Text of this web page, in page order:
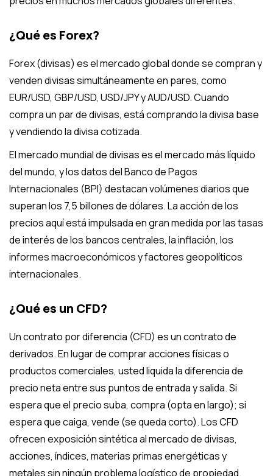
¿Qué es Forex?
Forex (divisas) es el mercado global donde se compran y
venden divisas simultáneamente en pares, como
EUR/USD, GBP/USD, USD/JPY y AUD/USD. Cuando
compra un par de divisas, está comprando la divisa base
y vendiendo la divisa cotizada.
El mercado mundial de divisas es el mercado más líquido
del mundo, y los datos del Banco de Pagos
Internacionales (BPI) destacan volúmenes diarios que
superan los 7,5 billones de dólares. La acción de los
precios aquí está impulsada en gran medida por las tasas
de interés de los bancos centrales, la inflación, los
informes macroeconómicos y factores geopolíticos
internacionales.
¿Qué es un CFD?
Un contrato por diferencia (CFD) es un contrato de
derivados. En lugar de comprar acciones físicas o
productos comerciales, usted liquida la diferencia de
precio neta entre sus puntos de entrada y salida. Si
espera que el precio suba, compra (opta en largo); si
espera que caiga, vende (se queda corto). Los CFD
ofrecen exposición sintética al mercado de divisas,
acciones, índices, materias primas energéticas y
metales sin ningún problema logístico de propiedad.